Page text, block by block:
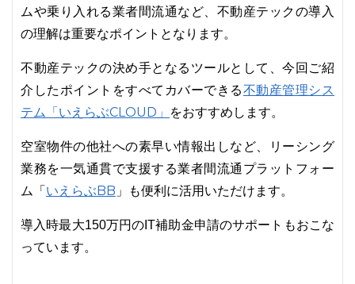
ムや乗り入れる業者間流通など、不動産テックの導入
の理解は重要なポイントとなります。
不動産テックの決め手となるツールとして、今回ご紹
介したポイントをすべてカバーできる不動産管理シス
テム「いえらぶCLOUD」
をおすすめします。
空室物件の他社への素早い情報出しなど、リーシング
業務を一気通貫で支援する業者間流通プラットフォー
ム「 いえらぶBB 」も便利に活用いただけます。
導入時最大150万円のIT補助金申請のサポートもおこな
っています。